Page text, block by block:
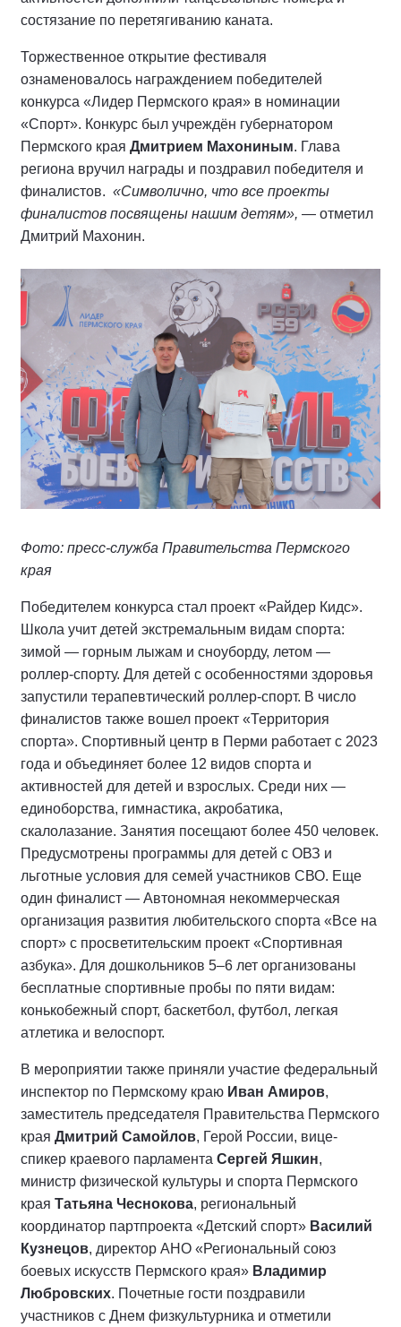
состязание по перетягиванию каната.
Торжественное открытие фестиваля
ознаменовалось награждением победителей
конкурса «Лидер Пермского края» в номинации
«Спорт». Конкурс был учреждён губернатором
Пермского края Дмитрием Махониным. Глава
региона вручил награды и поздравил победителя и
финалистов. «Символично, что все проекты
финалистов посвящены нашим детям», — отметил
Дмитрий Махонин.
Фото: пресс-служба Правительства Пермского
края
Победителем конкурса стал проект «Райдер Кидс».
Школа учит детей экстремальным видам спорта:
зимой — горным лыжам и сноуборду, летом —
роллер-спорту. Для детей с особенностями здоровья
запустили терапевтический роллер-спорт. В число
финалистов также вошел проект «Территория
спорта». Спортивный центр в Перми работает с 2023
года и объединяет более 12 видов спорта и
активностей для детей и взрослых. Среди них —
единоборства, гимнастика, акробатика,
скалолазание. Занятия посещают более 450 человек.
Предусмотрены программы для детей с ОВЗ и
льготные условия для семей участников СВО. Еще
один финалист — Автономная некоммерческая
организация развития любительского спорта «Все на
спорт» с просветительским проект «Спортивная
азбука». Для дошкольников 5–6 лет организованы
бесплатные спортивные пробы по пяти видам:
конькобежный спорт, баскетбол, футбол, легкая
атлетика и велоспорт.
В мероприятии также приняли участие федеральный
инспектор по Пермскому краю Иван Амиров,
заместитель председателя Правительства Пермского
края Дмитрий Самойлов, Герой России, вице-
спикер краевого парламента Сергей Яшкин,
министр физической культуры и спорта Пермского
края Татьяна Чеснокова, региональный
координатор партпроекта «Детский спорт» Василий
Кузнецов, директор АНО «Региональный союз
боевых искусств Пермского края» Владимир
Любровских. Почетные гости поздравили
участников с Днем физкультурника и отметили